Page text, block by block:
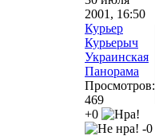
2001, 16:50
Курьер
Курьерыч
Украинская
Панорама
Просмотров:
469
+0
-0